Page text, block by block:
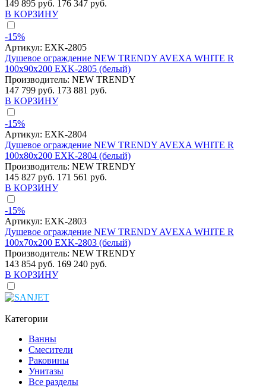
149 895 руб. 176 347 руб.
В КОРЗИНУ
-15%
Артикул: EXK-2805
Душевое ограждение NEW TRENDY AVEXA WHITE R
100x90x200 EXK-2805 (белый)
Производитель: NEW TRENDY
147 799 руб. 173 881 руб.
В КОРЗИНУ
-15%
Артикул: EXK-2804
Душевое ограждение NEW TRENDY AVEXA WHITE R
100x80x200 EXK-2804 (белый)
Производитель: NEW TRENDY
145 827 руб. 171 561 руб.
В КОРЗИНУ
-15%
Артикул: EXK-2803
Душевое ограждение NEW TRENDY AVEXA WHITE R
100x70x200 EXK-2803 (белый)
Производитель: NEW TRENDY
143 854 руб. 169 240 руб.
В КОРЗИНУ
Категории
Ванны
Смесители
Раковины
Унитазы
Все разделы